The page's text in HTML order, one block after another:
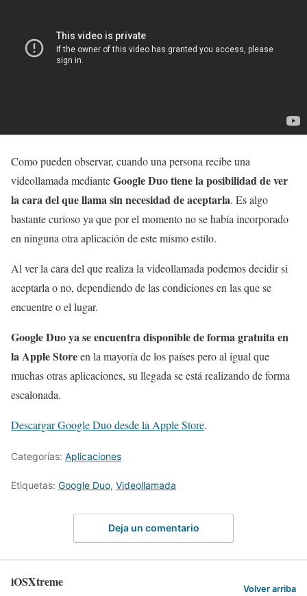
Como pueden observar, cuando una persona recibe una
videollamada medianteGoogle Duo tiene la posibilidad de ver
la cara del que llama sin necesidad de aceptarla. Es algo
bastante curioso ya que por el momento no se había incorporado
en ninguna otra aplicación de este mismo estilo.
Al ver la cara del que realiza la videollamada podemos decidir si
aceptarla o no, dependiendo de las condiciones en las que se
encuentre o el lugar.
Google Duo ya se encuentra disponible de forma gratuita en
la Apple Storeen la mayoría de los países pero al igual que
muchas otras aplicaciones, su llegada se está realizando de forma
escalonada.
Descargar Google Duo desde la Apple Store.
Categorías: Aplicaciones
Etiquetas: Google Duo, Videollamada
Deja un comentario
iOSXtreme Volver arriba